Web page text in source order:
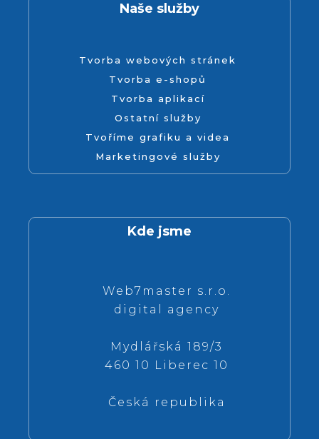
Naše služby
Tvorba webových stránek
Tvorba e-shopů
Tvorba aplikací
Ostatní služby
Tvoříme grafiku a videa
Marketingové služby
Kde jsme
Web7master s.r.o.
digital agency
Mydlářská 189/3
460 10 Liberec 10
Česká republika